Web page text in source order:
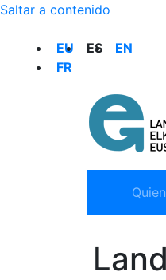
Saltar a contenido
SELECCIÓN DE IDIOMA
EU ES
EN
FR